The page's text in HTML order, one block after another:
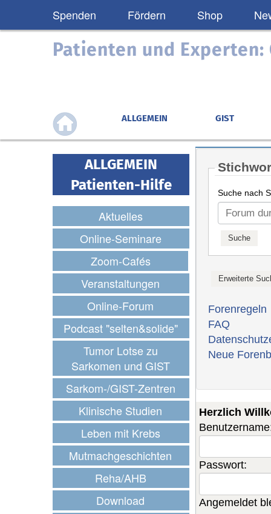
Spenden Fördern Shop
Patienten und Experten:
ALLGEMEIN GIST
ALLGEMEIN
Patienten-Hilfe
Aktuelles
Online-Seminare
Zoom-Cafés
Veranstaltungen
Online-Forum
Podcast "selten&solide"
Tumor Lotse zu
Sarkomen und GIST
Sarkom-/GIST-Zentren
Klinische Studien
Leben mit Krebs
Mutmachgeschichten
Reha/AHB
Download
Suche nach
Forenregeln
FAQ
Neue
Herzlich
Passwort:
Angemeldet